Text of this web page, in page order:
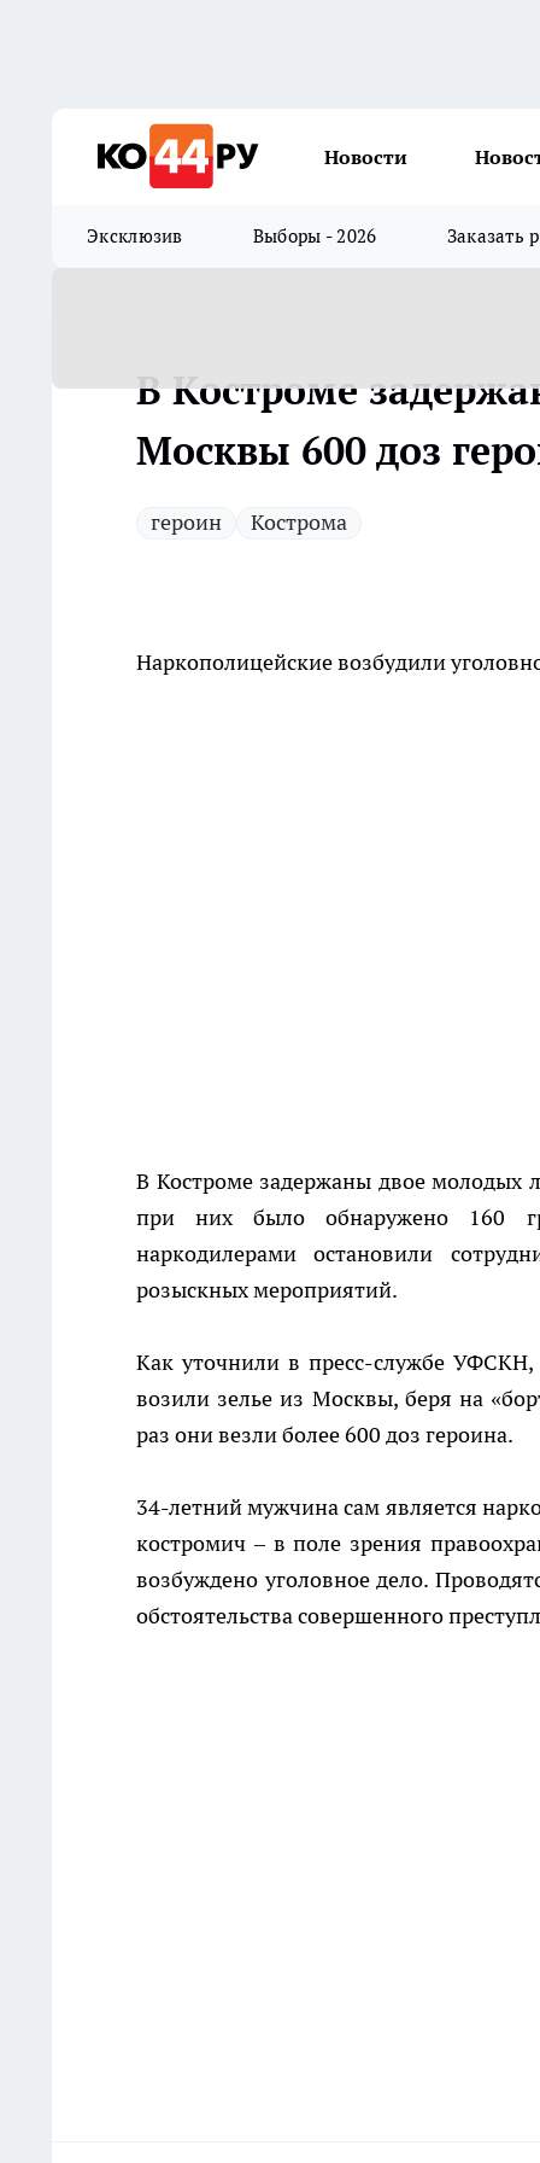
Новости
Эксклюзив Выборы - 2026 Заказать
В Костроме
Москвы 600 доз
героин Кострома
Наркополицейские возбудили
В Костроме задержаны двое молодых
при них было обнаружено 160
наркодилерами остановили
розыскных мероприятий.
Как уточнили в пресс-службе
возили зелье из Москвы, беря на
раз они везли более 600 доз героина.
34-летний мужчина сам является
костромич – в поле зрения
возбуждено уголовное дело.
обстоятельства совершенного